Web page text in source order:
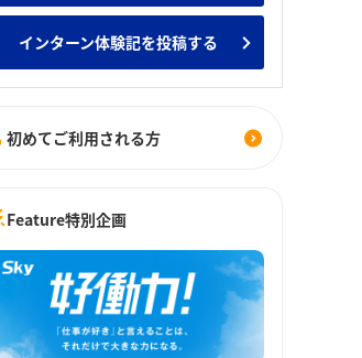
インターン体験記を投稿する
初めてご利用される方
Feature特別企画